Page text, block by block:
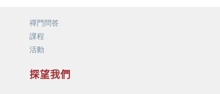
禪門問答
課程
活動
探望我們